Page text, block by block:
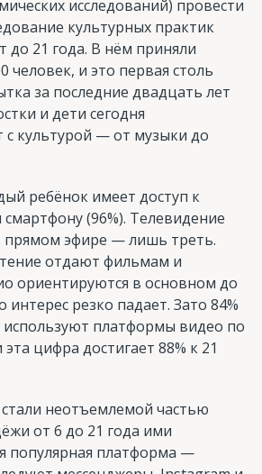
исследований) провести
культурных практик
до 21 года. В нём приняли
человек, и это первая столь
за последние двадцать лет
и дети сегодня
с культурой — от музыки до
ребёнок имеет доступ к
смартфону (96%). Телевидение
прямом эфире — лишь треть.
отдают фильмам и
ориентируются в основном до
интерес резко падает. Зато 84%
платформы видео по
цифра достигает 88% к 21
неотъемлемой частью
от 6 до 21 года ими
популярная платформа —